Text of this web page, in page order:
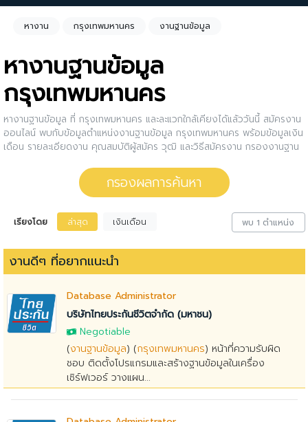
หางาน กรุงเทพมหานคร งานฐานข้อมูล
หางานฐานข้อมูล
กรุงเทพมหานคร
หางานฐานข้อมูล ที่ กรุงเทพมหานคร และละแวกใกล้เคียงได้แล้ววันนี้ สมัครงาน
ออนไลน์ พบกับข้อมูลตำแหน่งงานฐานข้อมูล กรุงเทพมหานคร พร้อมข้อมูลเงิน
เดือน รายละเอียดงาน คุณสมบัติผู้สมัคร วุฒิ และวิธีสมัครงาน กรองงานฐาน
ของตำแหน่งงานนั้นๆได้เลย หรือคุณสามารถปรับการกรองผลการค้นหาได้อีก
กรองผลการค้นหา
เรียงโดย ล่าสุด เงินเดือน พบ 1 ตำแหน่ง
งานดีๆ ที่อยากแนะนำ
Database Administrator
บริษัทไทยประกันชีวิตจำกัด (มหาชน)
Negotiable
(งานฐานข้อมูล) (กรุงเทพมหานคร) หน้าที่ความรับผิด
ชอบ ติดตั้งโปรแกรมและสร้างฐานข้อมูลในเครื่อง
เซิร์ฟเวอร์ วางแผน...